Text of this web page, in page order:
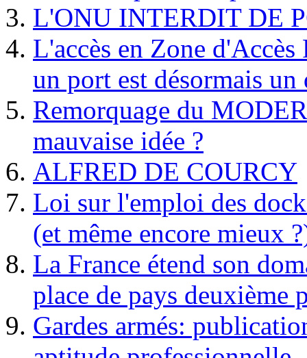
L'ONU INTERDIT DE
L'accès en Zone
un port est désormais un
Remorquage du
mauvaise idée ?
ALFRED DE COURCY
Loi sur l'emploi des
(et même encore mieux
La France étend son
place de pays deuxième
Gardes armés: